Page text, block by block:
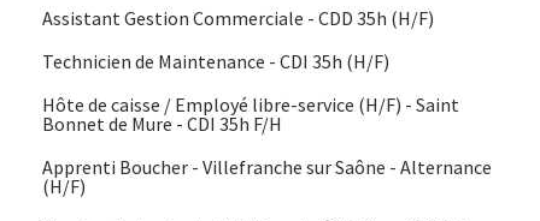
Assistant Gestion Commerciale - CDD 35h (H/F)
Technicien de Maintenance - CDI 35h (H/F)
Hôte de caisse / Employé libre-service (H/F) - Saint
Bonnet de Mure - CDI 35h F/H
Apprenti Boucher - Villefranche sur Saône - Alternance
(H/F)